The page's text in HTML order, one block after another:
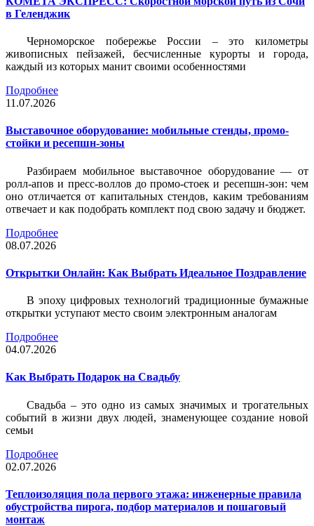
в Геленджик
Черноморское побережье России – это километры
живописных пейзажей, бесчисленные курорты и города,
каждый из которых манит своими особенностями
Подробнее
11.07.2026
Выставочное оборудование: мобильные стенды, промо-
стойки и ресепшн-зоны
Разбираем мобильное выставочное оборудование — от
ролл-апов и пресс-воллов до промо-стоек и ресепшн-зон: чем
оно отличается от капитальных стендов, каким требованиям
отвечает и как подобрать комплект под свою задачу и бюджет.
Подробнее
08.07.2026
Открытки Онлайн: Как Выбрать Идеальное Поздравление
В эпоху цифровых технологий традиционные бумажные
открытки уступают место своим электронным аналогам
Подробнее
04.07.2026
Как Выбрать Подарок на Свадьбу
Свадьба – это одно из самых значимых и трогательных
событий в жизни двух людей, знаменующее создание новой
семьи
Подробнее
02.07.2026
Теплоизоляция пола первого этажа: инженерные правила
обустройства пирога, подбор материалов и пошаговый
монтаж